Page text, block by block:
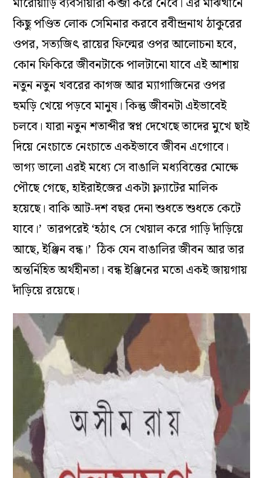
কিছু পণ্ডিত লোক সেমিনার করবে রবীন্দ্রনাথ ঠাকুরের
ওপর, সত্যজিৎ রায়ের ফিল্মের ওপর আলোচনা হবে,
কোন ফিকিরে জীবনটাকে পালটানো যাবে এই আশায়
নতুন নতুন খবরের কাগজ আর ম্যাগাজিনের ওপর
হুমড়ি খেয়ে পড়বে মানুষ। কিন্তু জীবনটা এইভাবেই
চলবে। যারা নতুন শতাব্দীর স্বপ্ন দেখেছে তাদের মুখে ছাই
দিয়ে নেংচাতে নেংচাতে একইভাবে জীবন এগোবে।
ভাগ্য ভালো এরই মধ্যে সে বাঙালি মধ্যবিত্তের মোক্ষে
পৌছে গেছে, হাইরাইজের একটা ফ্ল্যাটের মালিক
হয়েছে। বাকি আট-দশ বছর দেনা শুধতে শুধতে কেটে
যাবে।’ তারপরেই ‘হঠাৎ সে খেয়াল করে গাড়ি দাঁড়িয়ে
আছে, ইঞ্জিন বন্ধ।’ ঠিক যেন বাঙালির জীবন আর তার
অন্তর্নিহিত অর্থহীনতা। বন্ধ ইঞ্জিনের মতো একই জায়গায়
দাঁড়িয়ে রয়েছে।